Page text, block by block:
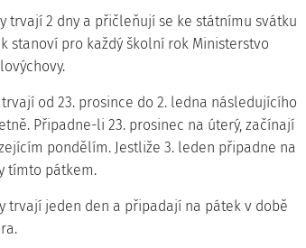
trvají 2 dny a přičleňují se ke státnímu svátku
stanoví pro každý školní rok Ministerstvo
od 23. prosince do 2. ledna následujícího
Připadne-li 23. prosinec na úterý, začínají
pondělím. Jestliže 3. leden připadne na
tímto pátkem.
trvají jeden den a připadají na pátek v době